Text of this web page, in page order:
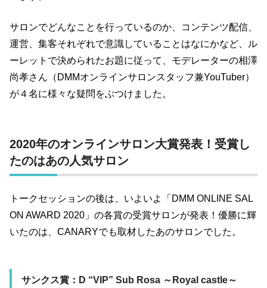
サロンでどんなことを行っているのか、コンテンツ配信、
運営、集客それぞれで意識していることはなにかなど、ル
ーレットで決められたお題に従って、モデレーターの相澤
尚孝さん（DMMオンラインサロンスタッフ兼YouTuber）
が４名に様々な疑問をぶつけました。
2020年のオンラインサロン大賞発表！受賞し
たのはあの人気サロン
トークセッションの後は、いよいよ「DMM ONLINE SAL
ON AWARD 2020」の各賞の受賞サロンが発表！優勝に輝
いたのは、CANARYでも取材したあのサロンでした。
サンクス賞：D “VIP” Sub Rosa ～Royal castle～